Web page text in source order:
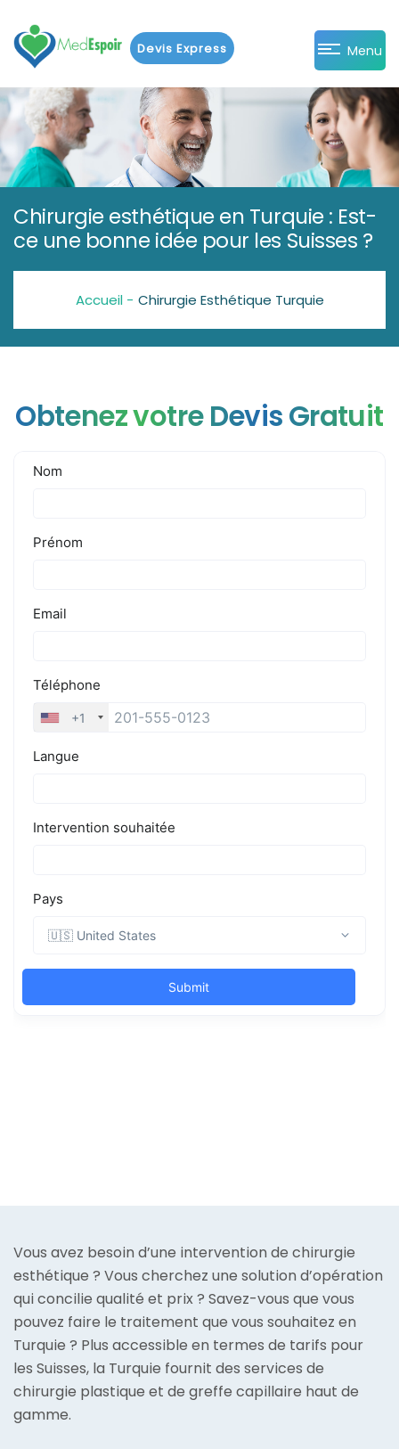
Devis Express Menu
Chirurgie esthétique en Turquie : Est-
ce une bonne idée pour les Suisses ?
Accueil - Chirurgie Esthétique Turquie
Obtenez votre Devis Gratuit
Vous avez besoin d’une intervention de chirurgie
esthétique ? Vous cherchez une solution d’opération
qui concilie qualité et prix ? Savez-vous que vous
pouvez faire le traitement que vous souhaitez en
Turquie ? Plus accessible en termes de tarifs pour
les Suisses, la Turquie fournit des services de
chirurgie plastique et de greffe capillaire haut de
gamme.